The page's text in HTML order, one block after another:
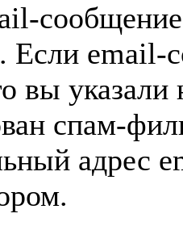
Если email-
вы
спам-
адрес